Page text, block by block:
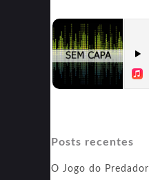
Posts recentes
O Jogo do Predador